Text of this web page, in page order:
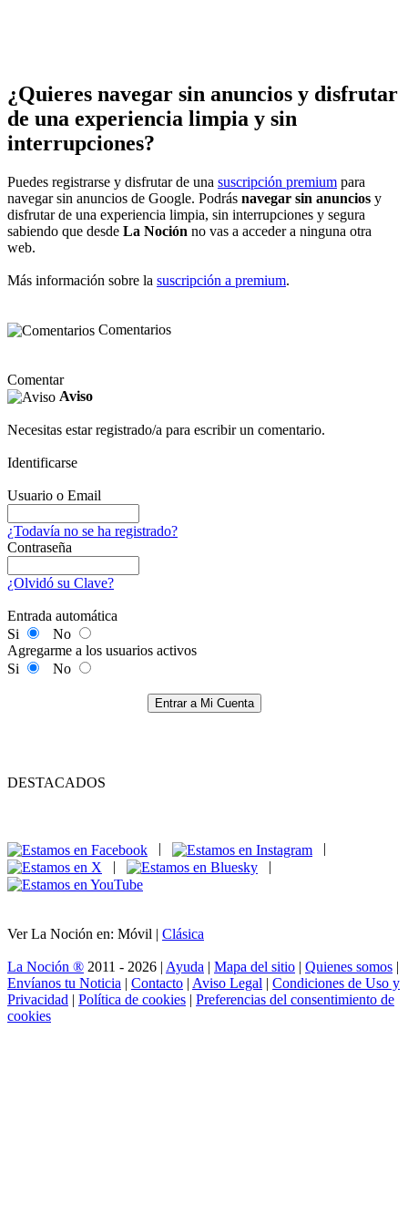
¿Quieres navegar sin anuncios y disfrutar
de una experiencia limpia y sin
interrupciones?
Puedes registrarse y disfrutar de una suscripción premium para
navegar sin anuncios de Google. Podrás navegar sin anuncios y
disfrutar de una experiencia limpia, sin interrupciones y segura
sabiendo que desde La Noción no vas a acceder a ninguna otra
web.
Más información sobre la suscripción a premium.
Comentarios
Comentar
Aviso
Necesitas estar registrado/a para escribir un comentario.
Identificarse
Usuario o Email
¿Todavía no se ha registrado?
Contraseña
¿Olvidó su Clave?
Entrada automática
Si
No
Agregarme a los usuarios activos
Si
No
Entrar a Mi Cuenta
DESTACADOS
|
|
Ver La Noción en: Móvil | Clásica
La Noción ® 2011 - 2026 | Ayuda | Mapa del sitio | Quienes somos |
Envíanos tu Noticia | Contacto | Aviso Legal | Condiciones de Uso y
Privacidad | Política de cookies | Preferencias del consentimiento de
cookies